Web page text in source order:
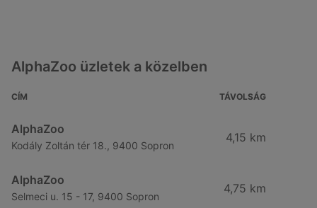
AlphaZoo üzletek a közelben
CÍM TÁVOLSÁG
AlphaZoo
Kodály Zoltán tér 18., 9400 Sopron
4,15 km
AlphaZoo
Selmeci u. 15 - 17, 9400 Sopron
4,75 km